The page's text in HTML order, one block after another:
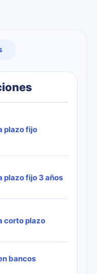
plazo fijo
plazo fijo 3 años
corto plazo
bancos